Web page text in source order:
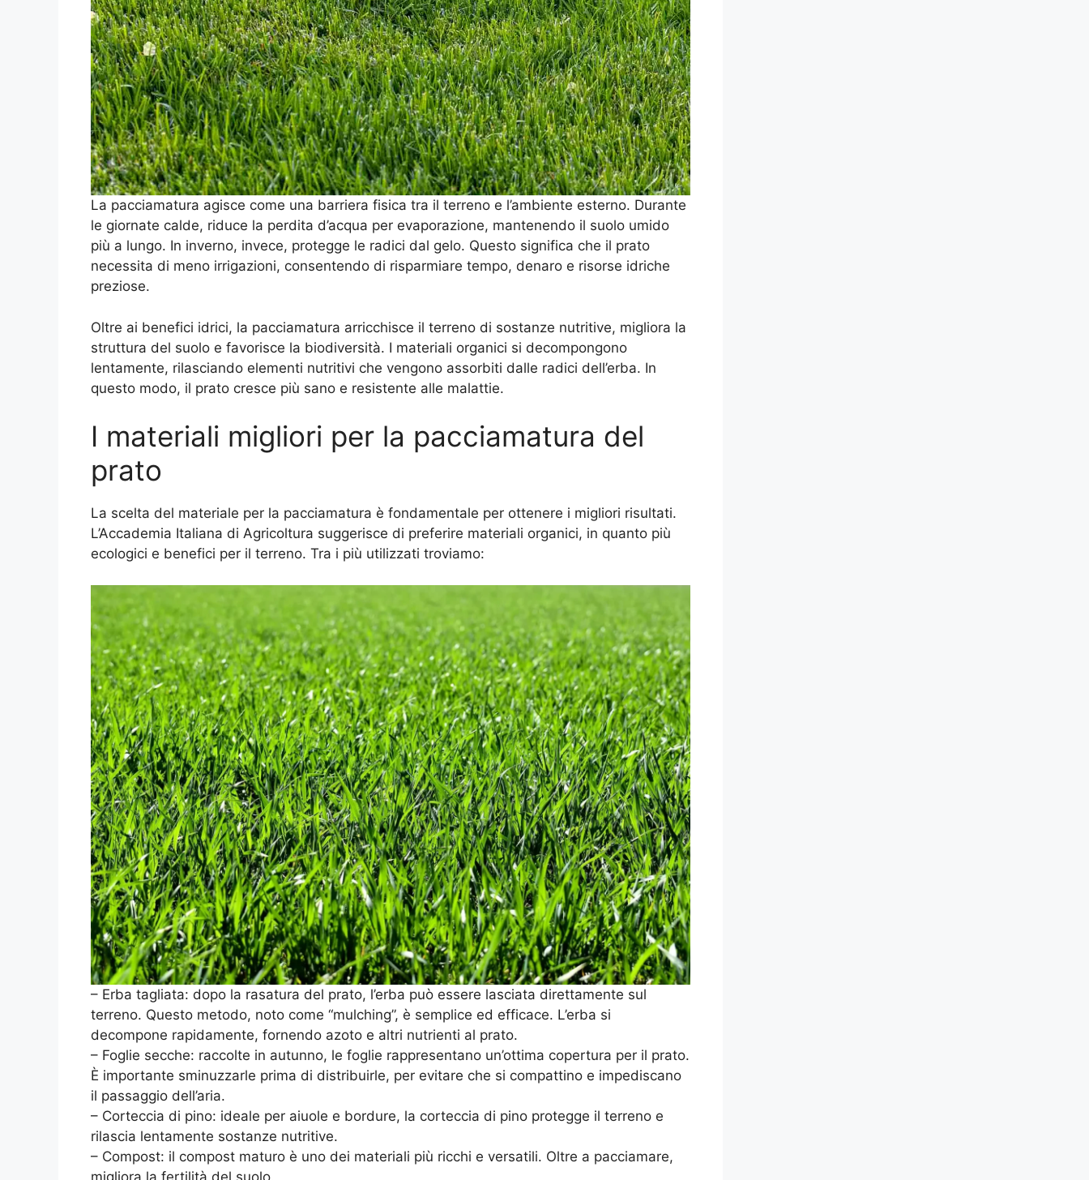
La pacciamatura agisce come una barriera fisica tra il terreno e l’ambiente esterno. Durante
le giornate calde, riduce la perdita d’acqua per evaporazione, mantenendo il suolo umido
più a lungo. In inverno, invece, protegge le radici dal gelo. Questo significa che il prato
necessita di meno irrigazioni, consentendo di risparmiare tempo, denaro e risorse idriche
preziose.
Oltre ai benefici idrici, la pacciamatura arricchisce il terreno di sostanze nutritive, migliora la
struttura del suolo e favorisce la biodiversità. I materiali organici si decompongono
lentamente, rilasciando elementi nutritivi che vengono assorbiti dalle radici dell’erba. In
questo modo, il prato cresce più sano e resistente alle malattie.
I materiali migliori per la pacciamatura del
prato
La scelta del materiale per la pacciamatura è fondamentale per ottenere i migliori risultati.
L’Accademia Italiana di Agricoltura suggerisce di preferire materiali organici, in quanto più
ecologici e benefici per il terreno. Tra i più utilizzati troviamo:
– Erba tagliata: dopo la rasatura del prato, l’erba può essere lasciata direttamente sul
terreno. Questo metodo, noto come “mulching”, è semplice ed efficace. L’erba si
decompone rapidamente, fornendo azoto e altri nutrienti al prato.
– Foglie secche: raccolte in autunno, le foglie rappresentano un’ottima copertura per il prato.
È importante sminuzzarle prima di distribuirle, per evitare che si compattino e impediscano
il passaggio dell’aria.
– Corteccia di pino: ideale per aiuole e bordure, la corteccia di pino protegge il terreno e
rilascia lentamente sostanze nutritive.
– Compost: il compost maturo è uno dei materiali più ricchi e versatili. Oltre a pacciamare,